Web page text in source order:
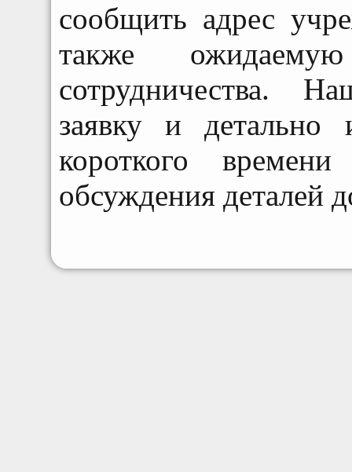
сообщить адрес
также
сотрудничества.
заявку и детально
короткого
обсуждения деталей